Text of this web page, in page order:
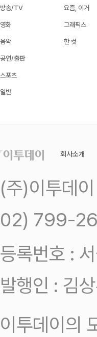
방송/TV
영화
음악
공연/출판
스포츠
일반
요즘, 이거
그래픽스
한 컷
회사소개
(주)이투데
02) 799-
등록번호 :
발행인 : 김
이투데이의